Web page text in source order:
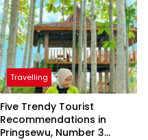
Travelling
Five Trendy Tourist
Recommendations in
Pringsewu, Number 3